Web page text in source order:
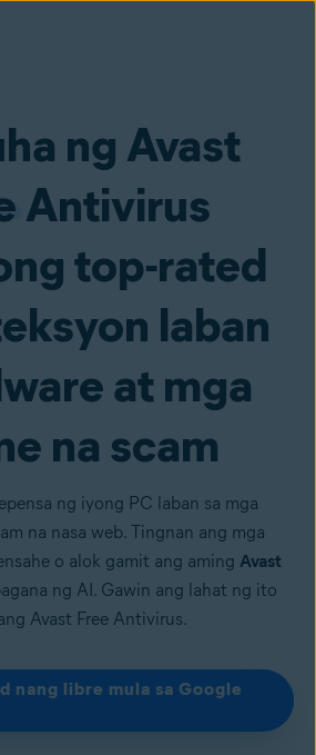
ng Avast
Antivirus
top-rated
laban
at mga
na scam
ng iyong PC laban sa mga
na nasa web. Tingnan ang mga
o alok gamit ang aming Avast
ng AI. Gawin ang lahat ng ito
Avast Free Antivirus.
nang libre mula sa Google